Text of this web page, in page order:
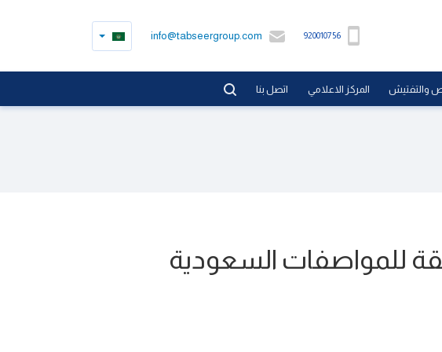
920010756
info@tabseergroup.com
والتفتيش المركز الاعلامي اتصل بنا
للمواصفات السعودية